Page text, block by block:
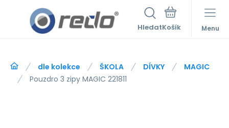
Hledat Menu
dle kolekce ŠKOLA DÍVKY
MAGIC
Pouzdro 3 zipy MAGIC 221811